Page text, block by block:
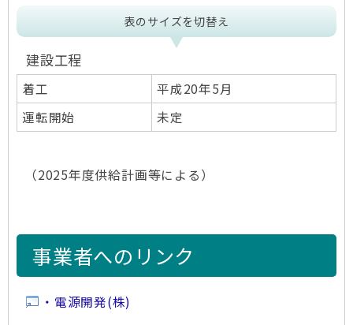
表のサイズを切替え
建設工程
着工
平成20年5月
運転開始
未定
（2025年度供給計画等による）
事業者へのリンク
・電源開発(株)